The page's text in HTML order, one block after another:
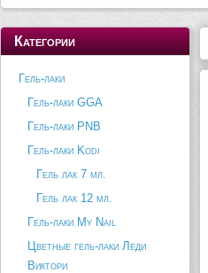
Категории
Гель-лаки
Гель-лаки GGA
Гель-лаки PNB
Гель-лаки Kodi
Гель лак 7 мл.
Гель лак 12 мл.
Гель-лаки My Nail
Цветные гель-лаки Леди
Виктори